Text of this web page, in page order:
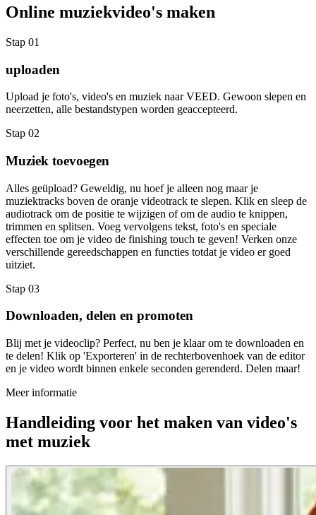
Online muziekvideo's maken
Stap 01
uploaden
Upload je foto's, video's en muziek naar VEED. Gewoon slepen en
neerzetten, alle bestandstypen worden geaccepteerd.
Stap 02
Muziek toevoegen
Alles geüpload? Geweldig, nu hoef je alleen nog maar je
muziektracks boven de oranje videotrack te slepen. Klik en sleep de
audiotrack om de positie te wijzigen of om de audio te knippen,
trimmen en splitsen. Voeg vervolgens tekst, foto's en speciale
effecten toe om je video de finishing touch te geven! Verken onze
verschillende gereedschappen en functies totdat je video er goed
uitziet.
Stap 03
Downloaden, delen en promoten
Blij met je videoclip? Perfect, nu ben je klaar om te downloaden en
te delen! Klik op 'Exporteren' in de rechterbovenhoek van de editor
en je video wordt binnen enkele seconden gerenderd. Delen maar!
Meer informatie
Handleiding voor het maken van video's
met muziek